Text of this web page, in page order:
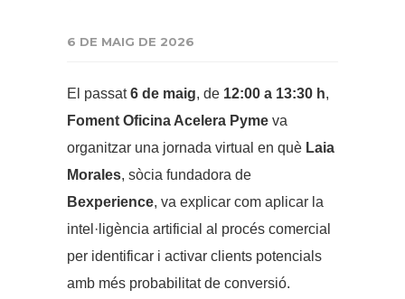
6 DE MAIG DE 2026
El passat6 de maig, de 12:00 a 13:30 h,
Foment Oficina Acelera Pyme va
organitzar una jornada virtual en què Laia
Morales, sòcia fundadora de
Bexperience, va explicar com aplicar la
intel·ligència artificial al procés comercial
per identificar i activar clients potencials
amb més probabilitat de conversió.